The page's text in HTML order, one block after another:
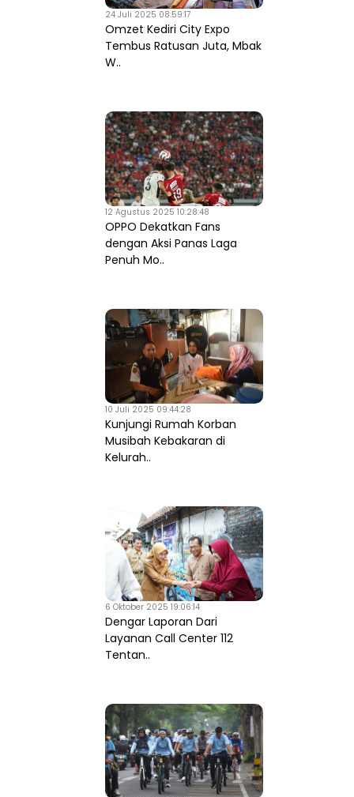
24 Juli 2025 08:59:17
Omzet Kediri City Expo
Tembus Ratusan Juta, Mbak
W..
12 Agustus 2025 10:28:48
OPPO Dekatkan Fans
dengan Aksi Panas Laga
Penuh Mo..
10 Juli 2025 09:44:28
Kunjungi Rumah Korban
Musibah Kebakaran di
Kelurah..
6 Oktober 2025 19:06:14
Dengar Laporan Dari
Layanan Call Center 112
Tentan..